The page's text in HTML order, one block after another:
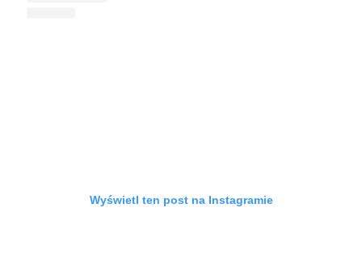
Wyświetl ten post na Instagramie